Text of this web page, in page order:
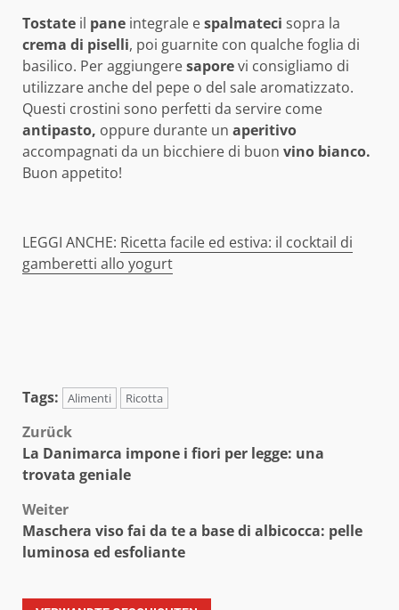
Tostate il pane integrale espalmateci sopra la
crema di piselli, poi guarnite con qualche foglia di
basilico. Per aggiungeresaporevi consigliamo di
utilizzare anche del pepe o del sale aromatizzato.
Questi crostini sono perfetti da servire come
antipasto, oppure durante un aperitivo
accompagnati da un bicchiere di buon vino bianco.
Buon appetito!
LEGGI ANCHE: Ricetta facile ed estiva: il cocktail di
gamberetti allo yogurt
Tags: Alimenti Ricotta
Beitragsnavigation
Zurück
La Danimarca impone i fiori per legge: una
trovata geniale
Weiter
Maschera viso fai da te a base di albicocca: pelle
luminosa ed esfoliante